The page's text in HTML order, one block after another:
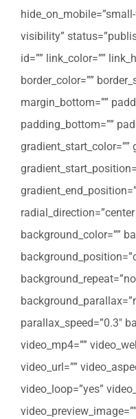
visibility”
id=”” link_color=””
border_color=””
margin_bottom=””
padding_bottom=””
gradient_start_color=””
background_color=””
parallax_speed=”0.3″
video_mp4=””
video_url=””
video_loop=”yes”